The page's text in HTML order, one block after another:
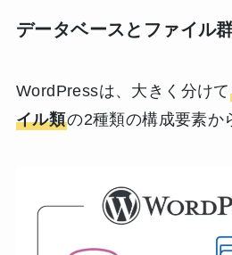
データベースとファイル
WordPressは、大きく分けて
イル類の2種類の構成要素か